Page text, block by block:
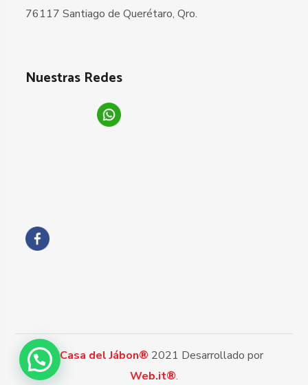
76117 Santiago de Querétaro, Qro.
Nuestras Redes
La Casa del Jábon® 2021 Desarrollado por
Web.it®.